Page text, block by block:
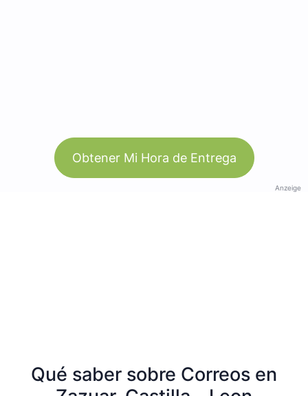
Obtener Mi Hora de Entrega
Anzeige
Qué saber sobre Correos en